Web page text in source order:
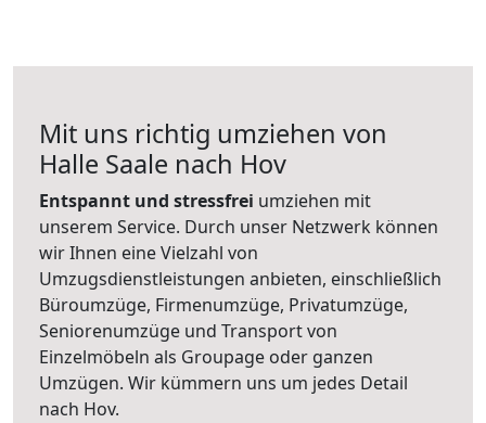
Mit uns richtig umziehen von
Halle Saale nach Hov
Entspannt und stressfrei umziehen mit
unserem Service. Durch unser Netzwerk können
wir Ihnen eine Vielzahl von
Umzugsdienstleistungen anbieten, einschließlich
Büroumzüge, Firmenumzüge, Privatumzüge,
Seniorenumzüge und Transport von
Einzelmöbeln als Groupage oder ganzen
Umzügen. Wir kümmern uns um jedes Detail
nach Hov.